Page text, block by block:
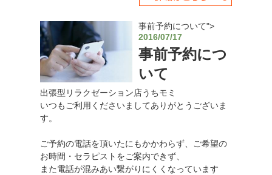
事前予約について">
2016/07/17
事前予約につ
いて
出張型リラクゼーション店うちモミ
いつもご利用くださいましてありがとうございま
す。
ご予約の電話を頂いたにもかかわらず、ご希望の
お時間・セラピストをご案内できず、
また電話が混みあい繋がりにくくなっています